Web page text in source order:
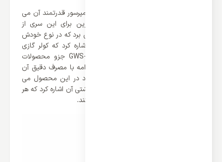
یکی از دلایل قدرت بالای این محصول کمپرسور قدرتمند آن می
باشد که بسیار بی نظیر است. برند گرین برای این سری از
محصولات خود از کمپرسور روتاری بهره می برد که در نوع خودش
بی نظیر می باشد. علاوه بر این باید اشاره کرد که کولر گازی
دیواری گرین 30000 مدل GWS-H30P1T1/R1 جزو محصولات
بدون اینورتر این برند می باشد که در ادامه با مصرف دقیق آن
خواهیم رسید. از دیگر ویژگی های موجود در این محصول می
توان به گاز مبرد R410a و فیلتر های بهداشتی آن اشاره کرد که هر
کدام به نوبت بهترین عملکرد را ارائه می کنند.